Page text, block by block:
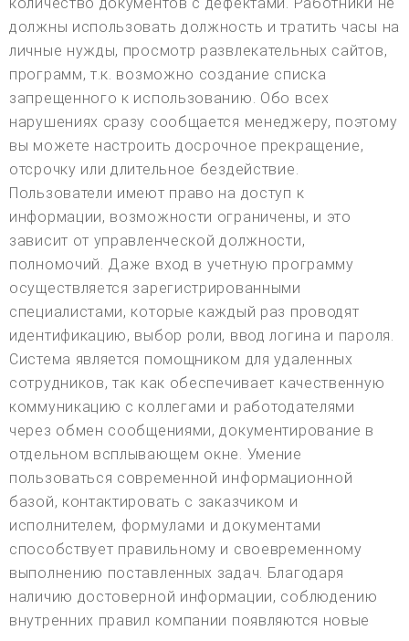
должны использовать должность и тратить часы на
личные нужды, просмотр развлекательных сайтов,
программ, т.к. возможно создание списка
запрещенного к использованию. Обо всех
нарушениях сразу сообщается менеджеру, поэтому
вы можете настроить досрочное прекращение,
отсрочку или длительное бездействие.
Пользователи имеют право на доступ к
информации, возможности ограничены, и это
зависит от управленческой должности,
полномочий. Даже вход в учетную программу
осуществляется зарегистрированными
специалистами, которые каждый раз проводят
идентификацию, выбор роли, ввод логина и пароля.
Система является помощником для удаленных
сотрудников, так как обеспечивает качественную
коммуникацию с коллегами и работодателями
через обмен сообщениями, документирование в
отдельном всплывающем окне. Умение
пользоваться современной информационной
базой, контактировать с заказчиком и
исполнителем, формулами и документами
способствует правильному и своевременному
выполнению поставленных задач. Благодаря
наличию достоверной информации, соблюдению
внутренних правил компании появляются новые